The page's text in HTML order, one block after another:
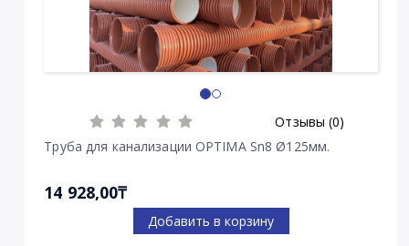
Отзывы (0)
Труба для канализации OPTIMA Sn8 Ø125мм.
14 928,00₸
Добавить в корзину